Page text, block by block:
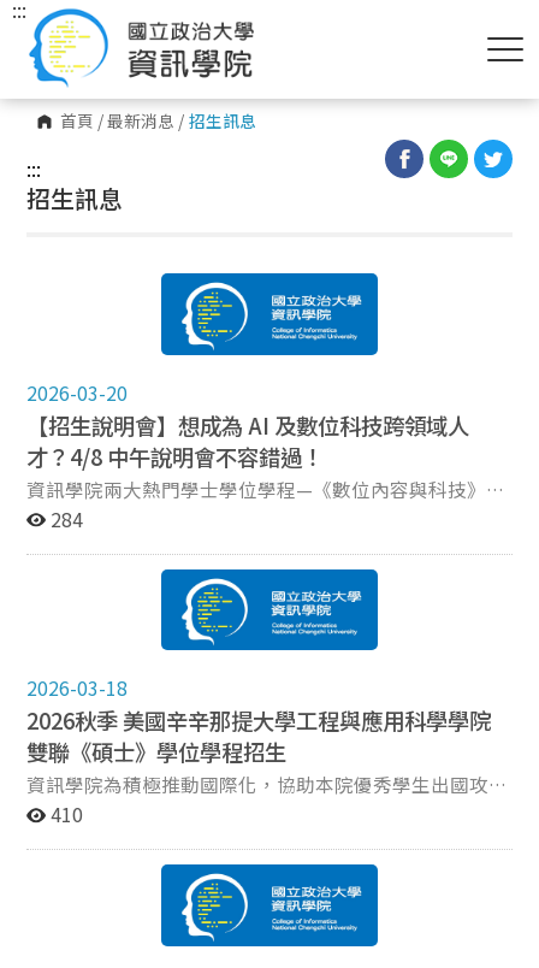
首頁 /最新消息 / 招生訊息
:::
:::
招生訊息
2026-03-20
【招生說明會】想成為 AI 及數位科技跨領域人
才？4/8 中午說明會不容錯過！
資訊學院兩大熱門學士學位學程—《數位內容與科技》與
《人工智慧應用》學程，將在4/8舉辦聯合招生說明會，
有免費午餐等你來拿！透過雙主修，成為跨域複合型人
用學程』 → 從 AI 基礎到實際應用，結合你的本科專業 讓
AI 成為你職涯最強的加速器！
284
2026-03-18
2026秋季 美國辛辛那提大學工程與應用科學學院
雙聯《碩士》學位學程招生
資訊學院為積極推動國際化，協助本院優秀學生出國攻讀
雙聯碩士學位，特與美國辛辛那提大學工程與應用科學學
UNIVERSITY OF CINCINNATI）簽訂國際雙聯學位合作計
大學部成績單：畢業總平均成績至少GPA3.0、或QPA 75
410